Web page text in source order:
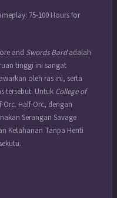
and Swords Bardadalah
tinggi ini sangat
oleh ras ini, serta
tersebut. Untuk College of
Half-Orc, dengan
Serangan Savage
Ketahanan Tanpa Henti